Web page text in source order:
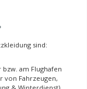
sind:
am Flughafen
von Fahrzeugen,